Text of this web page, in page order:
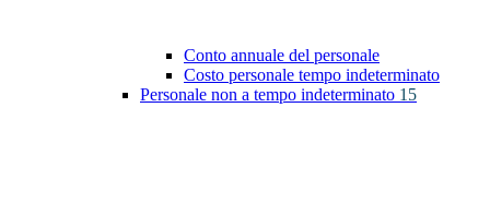
Conto annuale del personale
Costo personale tempo indeterminato
Personale non a tempo indeterminato 15